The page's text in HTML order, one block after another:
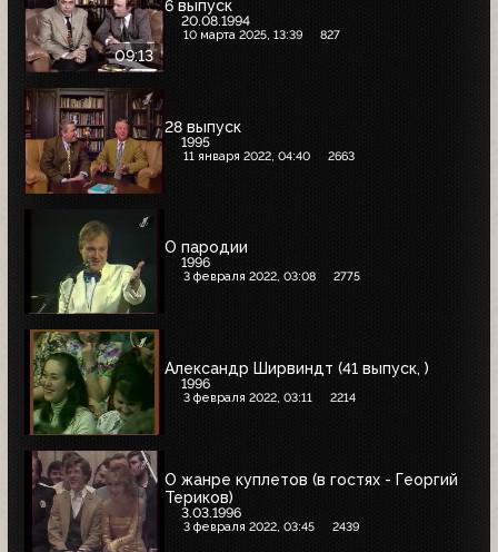
09:13
6 выпуск
20.08.1994
10 марта 2025, 13:39 827
28 выпуск
1995
11 января 2022, 04:40 2663
О пародии
1996
3 февраля 2022, 03:08 2775
Александр Ширвиндт (41 выпуск, )
1996
3 февраля 2022, 03:11 2214
О жанре куплетов (в гостях - Георгий
Териков)
3.03.1996
3 февраля 2022, 03:45 2439